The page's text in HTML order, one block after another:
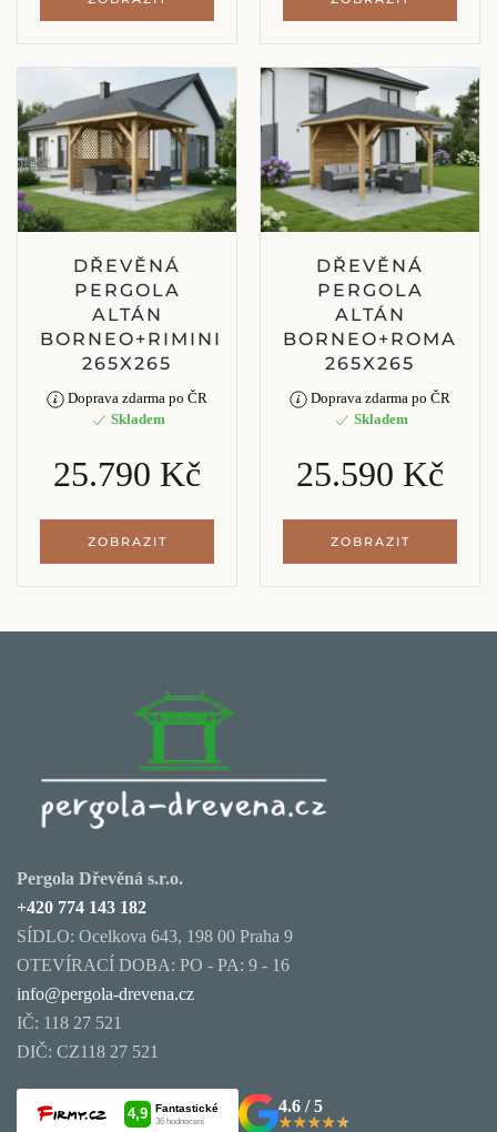
DŘEVĚNÁ
PERGOLA
ALTÁN
BORNEO+RIMINI
265X265
Doprava zdarma po ČR
Skladem
25.790 Kč
ZOBRAZIT
DŘEVĚNÁ
PERGOLA
ALTÁN
BORNEO+ROMA
265X265
Doprava zdarma po ČR
Skladem
25.590 Kč
ZOBRAZIT
Pergola Dřevěná s.r.o.
+420 774 143 182
SÍDLO: Ocelkova 643, 198 00 Praha 9
OTEVÍRACÍ DOBA: PO - PA: 9 - 16
info@pergola-drevena.cz
IČ: 118 27 521
DIČ: CZ118 27 521
4.6 / 5
★★★★★
★★★★★